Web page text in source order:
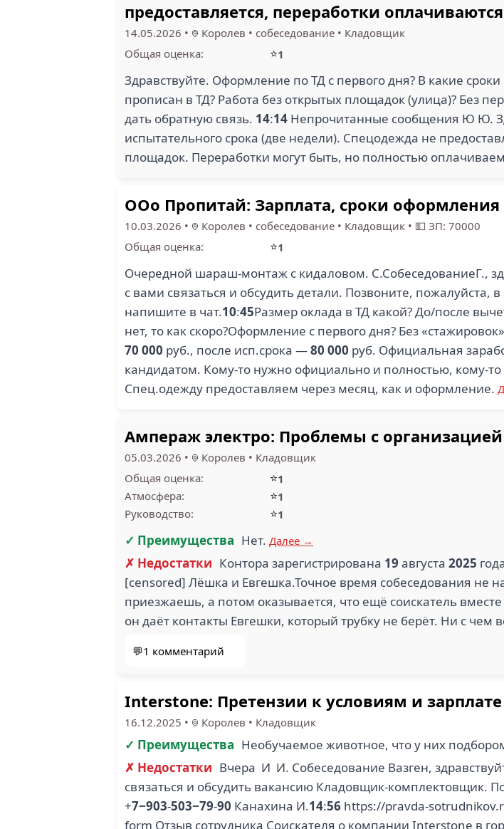
предоставляется, переработки оплачиваются
14.05.2026 • Королев • собеседование • Кладовщик
Общая оценка:
⭐1
Здравствуйте. Оформление по ТД с первого дня? В какие
прописан в ТД? Работа без открытых площадок (улица)? Без
дать обратную связь. 14:14 Непрочитанные сообщения Ю Ю.
испытательного срока (две недели). Спецодежда не
площадок. Переработки могут быть, но полностью
ООо Пропитай: Зарплата, сроки
10.03.2026 • Королев • собеседование • Кладовщик • 💵 ЗП: 70000
Общая оценка:
⭐1
Очередной шараш-монтаж с кидаловом. С.СобеседованиеГ.,
с вами связаться и обсудить детали. Позвоните, пожалуйста,
напишите в чат.10:45Размер оклада в ТД какой? До/после
нет, то как скоро?Оформление с первого дня? Без
70 000 руб., после исп.срока —80 000 руб. Официальная
кандидатом. Кому-то нужно официально и полностью, кому-
Спец.одежду предоставляем через месяц, как и оформление.
Ампераж электро: Проблемы с
05.03.2026 • Королев • Кладовщик
Общая оценка:
⭐1
Атмосфера:
⭐1
Руководство:
⭐1
✓ Преимущества Нет. Далее →
✗ Недостатки Контора зарегистрирована 19 августа 2025
[censored] Лёшка и Евгешка.Точное время собеседования не
приезжаешь, а потом оказывается, что ещё соискатель
он даёт контакты Евгешки, который трубку не берёт. Ни с
💬1 комментарий
Interstone: Претензии к условиям и зарплате
16.12.2025 • Королев • Кладовщик
✓ Преимущества Необучаемое животное, что у них
✗ Недостатки Вчера И И. Собеседование Вазген,
связаться и обсудить вакансию Кладовщик-комплектовщик.
+7−903-503−79-90 Канахина И.14:56 https://pravda-
form Отзыв сотрудника Соискателя о компании Interstone в